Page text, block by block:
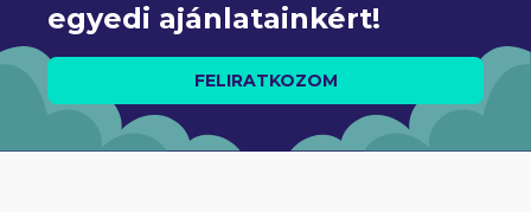
egyedi ajánlatainkért!
FELIRATKOZOM